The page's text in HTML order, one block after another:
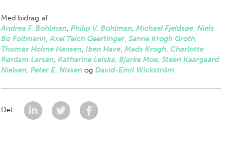
Med bidrag af
Andrea F. Bohlman, Philip V. Bohlman, Michael Fjeldsøe, Niels
Bo Foltmann,Axel Teich Geertinger, Sanne Krogh Groth,
Thomas Holme Hansen, Iben Have, Mads Krogh, Charlotte
Rørdam Larsen, Katharine Leiska, Bjarke Moe, Steen Kaargaard
Nielsen, Peter E. Nissenog David-Emil Wickström
Del: